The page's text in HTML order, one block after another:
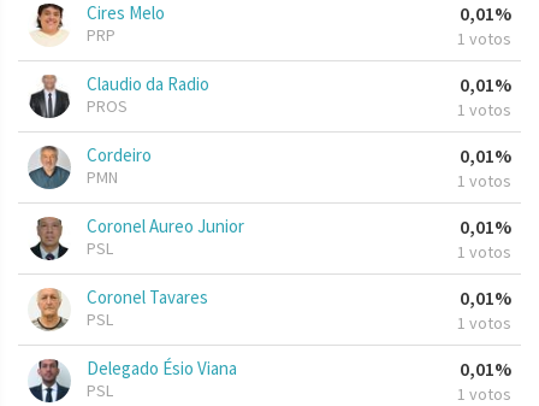
Cires Melo
PRP
0,01%
1 votos
Claudio da Radio
PROS
0,01%
1 votos
Cordeiro
PMN
0,01%
1 votos
Coronel Aureo Junior
PSL
0,01%
1 votos
Coronel Tavares
PSL
0,01%
1 votos
Delegado Ésio Viana
PSL
0,01%
1 votos